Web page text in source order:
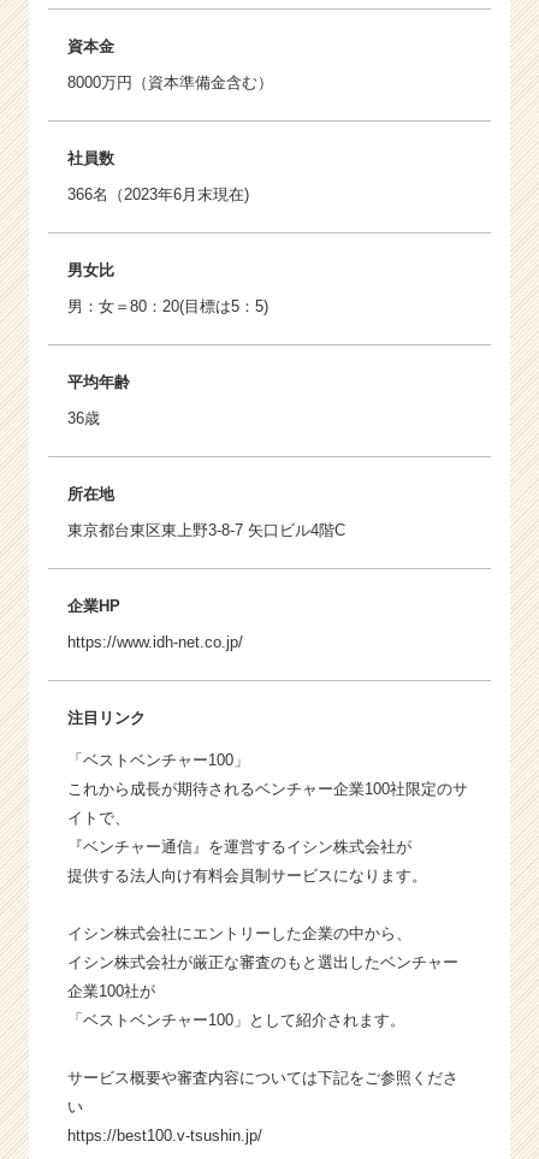
資本金
8000万円（資本準備金含む）
社員数
366名（2023年6月末現在)
男女比
男：女＝80：20(目標は5：5)
平均年齢
36歳
所在地
東京都台東区東上野3-8-7 矢口ビル4階C
企業HP
https://www.idh-net.co.jp/
注目リンク
「ベストベンチャー100」
これから成長が期待されるベンチャー企業100社限定のサ
イトで、
『ベンチャー通信』を運営するイシン株式会社が
提供する法人向け有料会員制サービスになります。
イシン株式会社にエントリーした企業の中から、
イシン株式会社が厳正な審査のもと選出したベンチャー
企業100社が
「ベストベンチャー100」として紹介されます。
サービス概要や審査内容については下記をご参照くださ
い
https://best100.v-tsushin.jp/